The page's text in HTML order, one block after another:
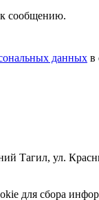
сообщению.
данных в
Тагил, ул.
для сбора